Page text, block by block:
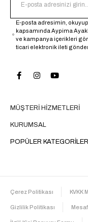
MÜŞTERİ HİZMETLERİ
KURUMSAL
POPÜLER KATEGORİLER
E-posta adresimin, okuyup
kapsamında Aypima
ve kampanya içerikleri
ticari elektronik ileti
Çerez Politikası KVKK
Gizlilik Politikası